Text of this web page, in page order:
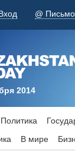
@
2014
Политика
В мире